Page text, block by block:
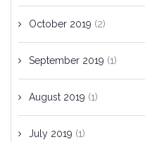
October 2019 (2)
September 2019 (1)
August 2019 (1)
July 2019 (1)